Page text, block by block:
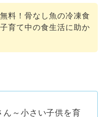
料！骨なし魚の冷凍食
育て中の食生活に助か
～小さい子供を育